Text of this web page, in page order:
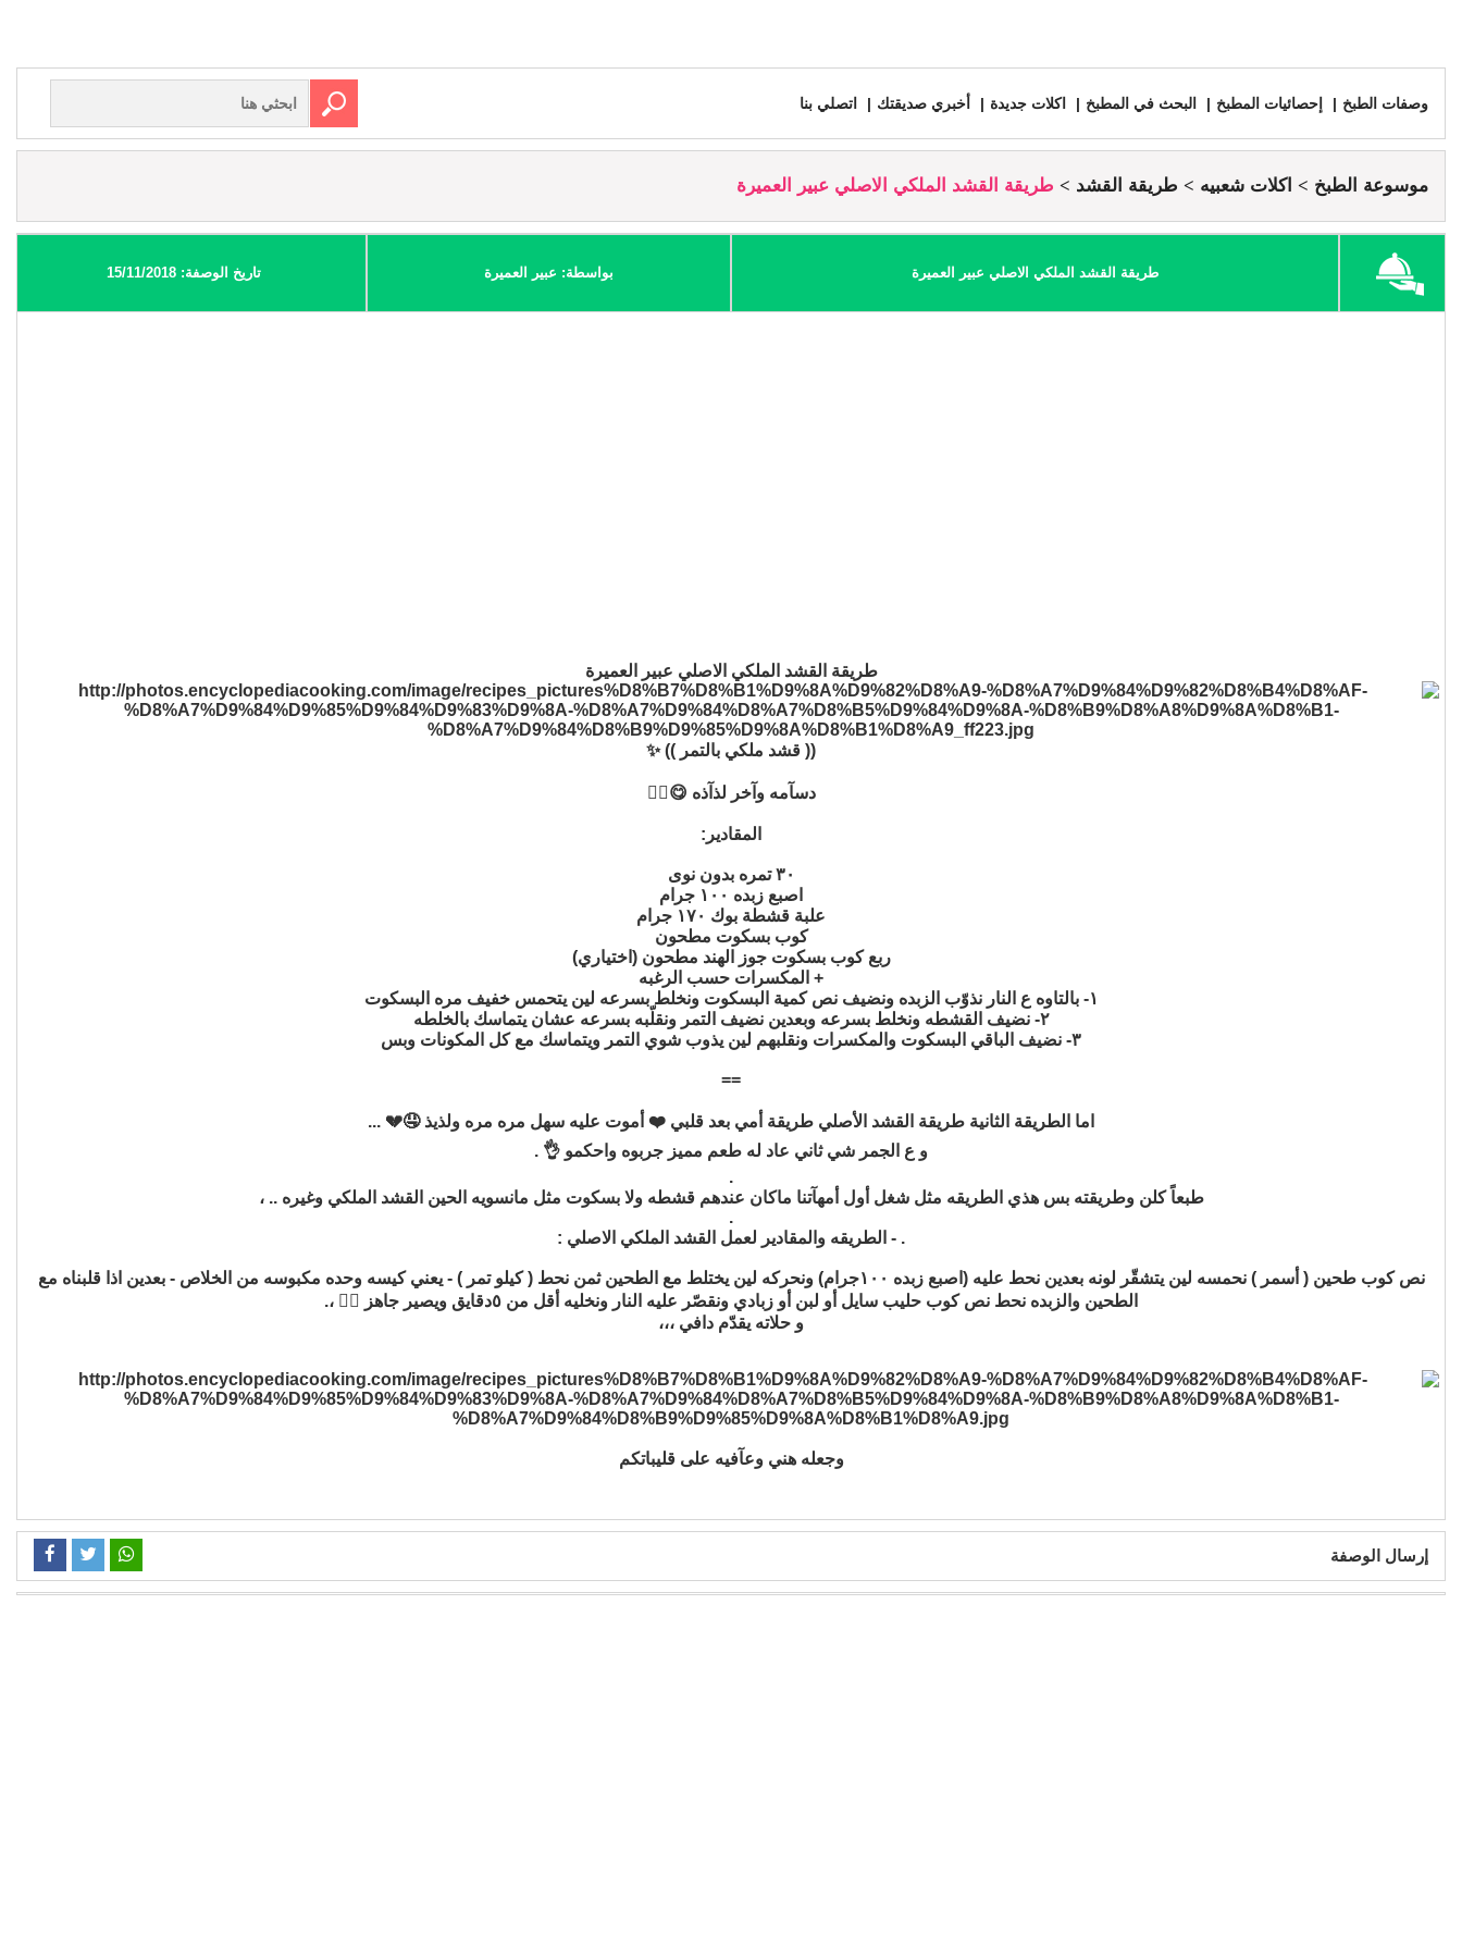
وصفات الطبخ إحصائيات المطبخ البحث في المطبخ اكلات جديدة أخبري صديقتك اتصلي بنا
موسوعة الطبخ اكلات شعبيه طريقة القشد طريقة القشد الملكي الاصلي عبير العميرة
طريقة القشد الملكي الاصلي عبير العميرة بواسطة: عبير العميرة تاريخ الوصفة: 15/11/2018
طريقة القشد الملكي الاصلي عبير العميرة
(( قشد ملكي بالتمر )) ✨
دسآمه وآخر لذآذه 😋👍🏻
المقادير:
٣٠ تمره بدون نوى
اصبع زبده ١٠٠ جرام
علبة قشطة بوك ١٧٠ جرام
كوب بسكوت مطحون
ربع كوب بسكوت جوز الهند مطحون (اختياري)
+ المكسرات حسب الرغبه
١- بالتاوه ع النار نذوّب الزبده ونضيف نص كمية البسكوت ونخلط بسرعه لين يتحمس خفيف مره البسكوت
٢- نضيف القشطه ونخلط بسرعه وبعدين نضيف التمر ونقلّبه بسرعه عشان يتماسك بالخلطه
٣- نضيف الباقي البسكوت والمكسرات ونقلبهم لين يذوب شوي التمر ويتماسك مع كل المكونات وبس
==
اما الطريقة الثانية طريقة القشد الأصلي طريقة أمي بعد قلبي ❤️ أموت عليه سهل مره مره ولذيذ 🤤💔 ...
و ع الجمر شي ثاني عاد له طعم مميز جربوه واحكمو 👌 .
.
طبعاً كلن وطريقته بس هذي الطريقه مثل شغل أول أمهآتنا ماكان عندهم قشطه ولا بسكوت مثل مانسويه الحين القشد الملكي وغيره .. ،
.
. - الطريقه والمقادير لعمل القشد الملكي الاصلي :
نص كوب طحين ( أسمر ) نحمسه لين يتشقّر لونه بعدين نحط عليه (اصبع زبده ١٠٠جرام) ونحركه لين يختلط مع الطحين ثمن نحط ( كيلو تمر ) - يعني كيسه وحده مكبوسه من الخلاص - بعدين اذا قلبناه مع
الطحين والزبده نحط نص كوب حليب سايل أو لبن أو زبادي ونقصّر عليه النار ونخليه أقل من ٥دقايق ويصير جاهز 👌🏻 ،.
و حلاته يقدّم دافي ،،،
وجعله هني وعآفيه على قليباتكم
إرسال الوصفة